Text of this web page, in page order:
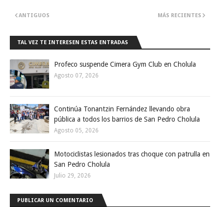
MÁS RECIENTES
ANTIGUOS
TAL VEZ TE INTERESEN ESTAS ENTRADAS
Profeco suspende Cimera Gym Club en Cholula
Agosto 07, 2026
Continúa Tonantzin Fernández llevando obra
pública a todos los barrios de San Pedro Cholula
Agosto 05, 2026
Motociclistas lesionados tras choque con patrulla en
San Pedro Cholula
Julio 29, 2026
PUBLICAR UN COMENTARIO